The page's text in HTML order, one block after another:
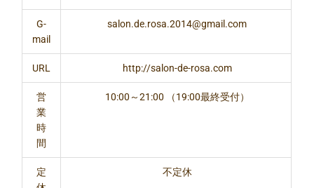
G-
mail
salon.de.rosa.2014@gmail.com
URL http://salon-de-rosa.com
営
業
時
間
10:00～21:00 （19:00最終受付）
定
不定休